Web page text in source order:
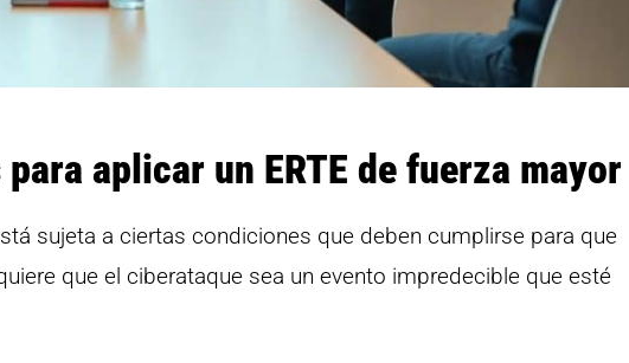
aplicar un ERTE de fuerza mayor
sujeta a ciertas condiciones que deben cumplirse para que
que el ciberataque sea un evento impredecible que esté